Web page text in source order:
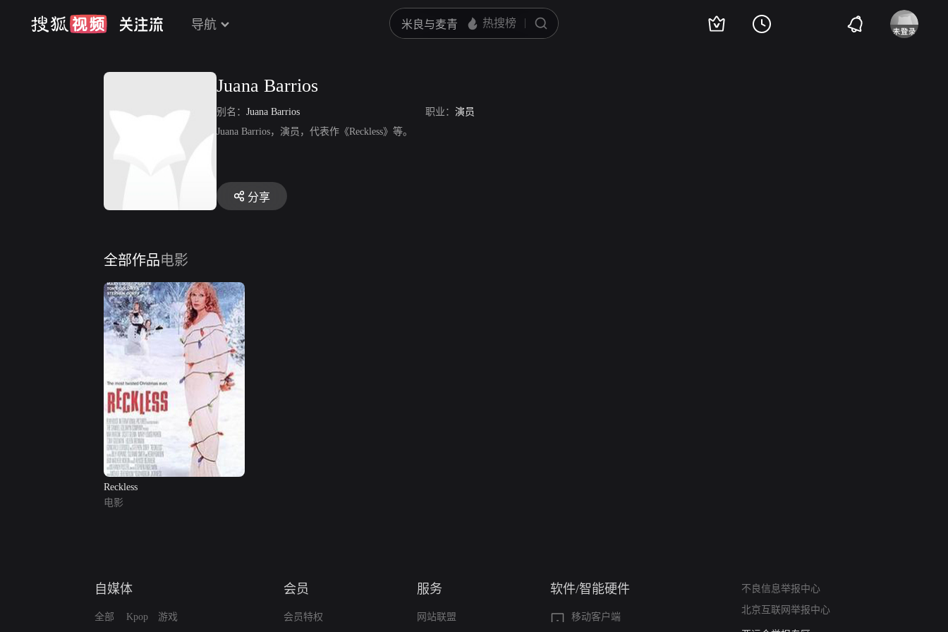
导航
Juana Barrios
别名： Juana Barrios 职业： 演员
Juana Barrios，演员，代表作《Reckless》等。
分享
全部作品电影
Reckless
电影
自媒体
全部 Kpop 游戏
会员
会员特权
服务
网站联盟
软件/智能硬件
移动客户端
不良信息举报中心
北京互联网举报中心
算法推荐专项举报